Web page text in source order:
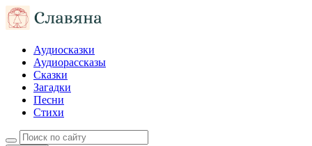
Аудиосказки
Аудиорассказы
Сказки
Загадки
Песни
Стихи